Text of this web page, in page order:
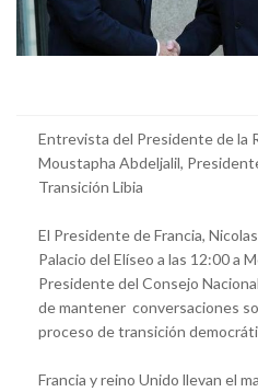
Entrevista del Presidente de la
Moustapha Abdeljalil,
Transición Libia
El Presidente de Francia,
Palacio del Elíseo a las 12:00 a
Presidente del Consejo
de mantener conversaciones
proceso de transición
Francia y reino Unido llevan el